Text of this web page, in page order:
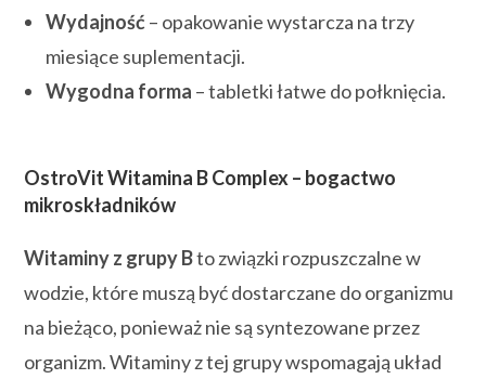
Wydajność– opakowanie wystarcza na trzy
miesiące suplementacji.
Wygodna forma – tabletki łatwe do połknięcia.
OstroVit Witamina B Complex – bogactwo
mikroskładników
Witaminy z grupy Bto związki rozpuszczalne w
wodzie, które muszą być dostarczane do organizmu
na bieżąco, ponieważ nie są syntezowane przez
organizm. Witaminy z tej grupy wspomagają układ